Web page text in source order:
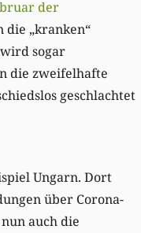
der
die „kranken“
sogar
die zweifelhafte
geschlachtet
Ungarn. Dort
über Corona-
auch die